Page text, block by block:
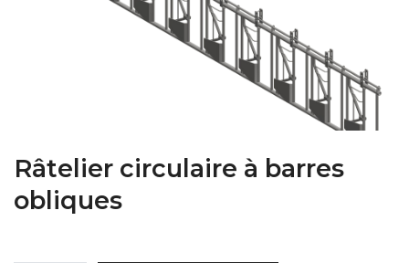
FARM CAMARA
Râtelier circulaire à barres
obliques